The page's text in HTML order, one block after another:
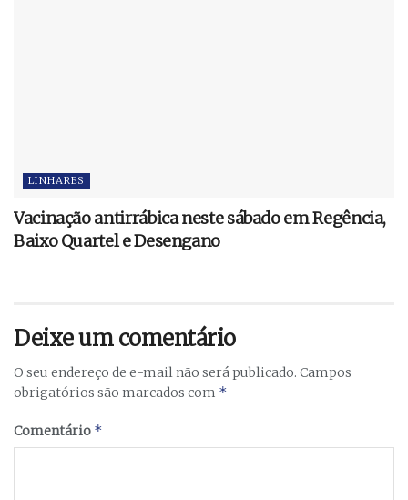
LINHARES
Vacinação antirrábica neste sábado em Regência,
Baixo Quartel e Desengano
Deixe um comentário
O seu endereço de e-mail não será publicado. Campos
obrigatórios são marcados com *
Comentário *